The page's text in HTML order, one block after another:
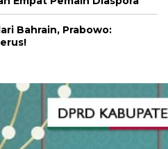
Bahrain, Prabowo: